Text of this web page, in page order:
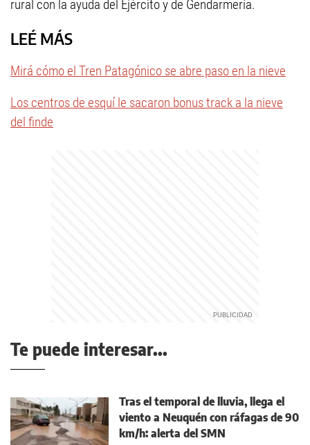
rural con la ayuda del Ejército y de Gendarmería.
LEÉ MÁS
Mirá cómo el Tren Patagónico se abre paso en la nieve
Los centros de esquí le sacaron bonus track a la nieve
del finde
Te puede interesar...
Tras el temporal de lluvia, llega el
viento a Neuquén con ráfagas de 90
km/h: alerta del SMN